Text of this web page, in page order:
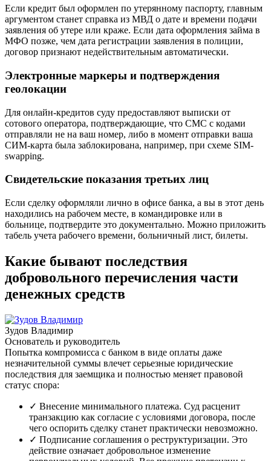
Если кредит был оформлен по утерянному паспорту, главным
аргументом станет справка из МВД о дате и времени подачи
заявления об утере или краже. Если дата оформления займа в
МФО позже, чем дата регистрации заявления в полиции,
договор признают недействительным автоматически.
Электронные маркеры и подтверждения
геолокации
Для онлайн-кредитов суду предоставляют выписки от
сотового оператора, подтверждающие, что СМС с кодами
отправляли не на ваш номер, либо в момент отправки ваша
СИМ-карта была заблокирована, например, при схеме SIM-
swapping.
Свидетельские показания третьих лиц
Если сделку оформляли лично в офисе банка, а вы в этот день
находились на рабочем месте, в командировке или в
больнице, подтвердите это документально. Можно приложить
табель учета рабочего времени, больничный лист, билеты.
Какие бывают последствия
добровольного перечисления части
денежных средств
Зудов Владимир
Основатель и руководитель
Попытка компромисса с банком в виде оплаты даже
незначительной суммы влечет серьезные юридические
последствия для заемщика и полностью меняет правовой
статус спора:
✓ Внесение минимального платежа. Суд расценит
транзакцию как согласие с условиями договора, после
чего оспорить сделку станет практически невозможно.
✓ Подписание соглашения о реструктуризации. Это
действие означает добровольное изменение